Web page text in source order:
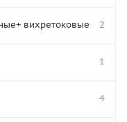
вихретоковые 2
1
4